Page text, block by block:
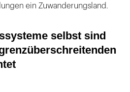
ein Zuwanderungsland.
selbst sind